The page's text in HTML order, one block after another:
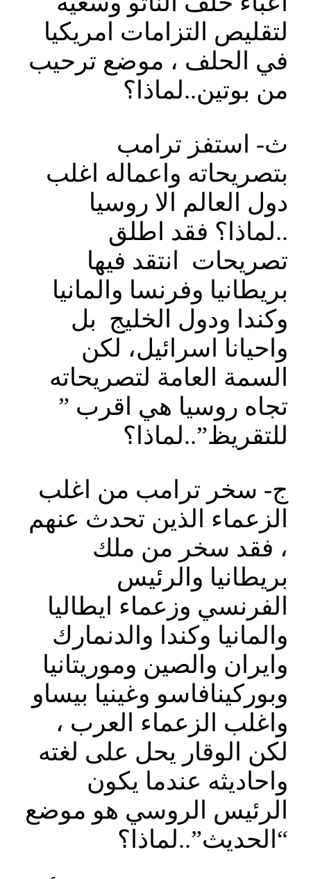
لتقليص التزامات امريكيا
في الحلف ، موضع ترحيب
من بوتين..لماذا؟
ث‌- استفز ترامب
بتصريحاته واعماله اغلب
دول العالم الا روسيا
..لماذا؟ فقد اطلق
تصريحات انتقد فيها
بريطانيا وفرنسا والمانيا
وكندا ودول الخليج بل
واحيانا اسرائيل، لكن
السمة العامة لتصريحاته
تجاه روسيا هي اقرب ”
للتقريظ”..لماذا؟
ج‌- سخر ترامب من اغلب
الزعماء الذين تحدث عنهم
، فقد سخر من ملك
بريطانيا والرئيس
الفرنسي وزعماء ايطاليا
والمانيا وكندا والدنمارك
وايران والصين وموريتانيا
وبوركينافاسو وغينيا بيساو
واغلب الزعماء العرب ،
لكن الوقار يحل على لغته
واحاديثه عندما يكون
الرئيس الروسي هو موضع
“الحديث”..لماذا؟